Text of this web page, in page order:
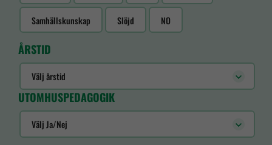
Samhällskunskap Slöjd NO
ÅRSTID
Välj årstid
UTOMHUSPEDAGOGIK
Välj Ja/Nej